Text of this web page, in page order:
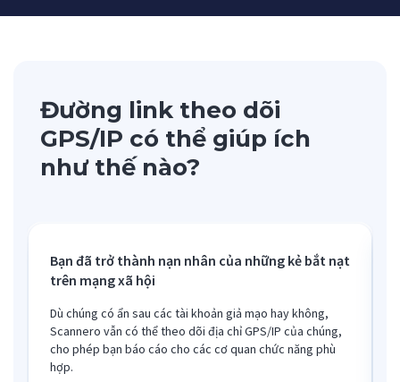
Đường link theo dõi
GPS/IP có thể giúp ích
như thế nào?
Bạn đã trở thành nạn nhân của những kẻ bắt nạt
trên mạng xã hội
Dù chúng có ẩn sau các tài khoản giả mạo hay không,
Scannero vẫn có thể theo dõi địa chỉ GPS/IP của chúng,
cho phép bạn báo cáo cho các cơ quan chức năng phù
hợp.